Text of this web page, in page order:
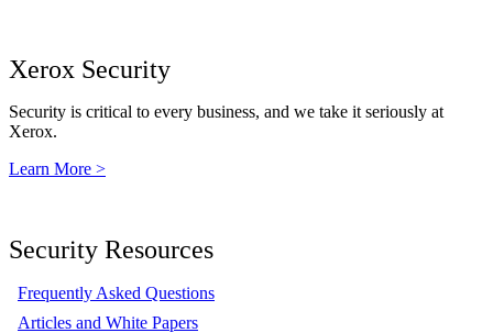
Xerox Security
Security is critical to every business, and we take it seriously at
Xerox.
Learn More >
Security Resources
Frequently Asked Questions
Articles and White Papers